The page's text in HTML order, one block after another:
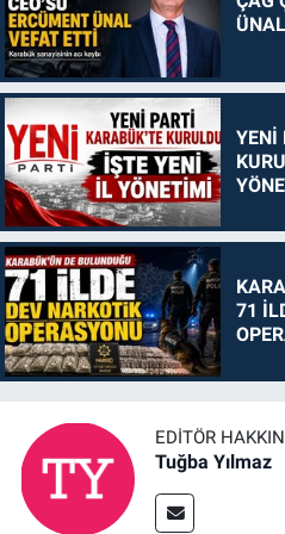
YENİ
71
EDITÖR
Tuğba Yılmaz